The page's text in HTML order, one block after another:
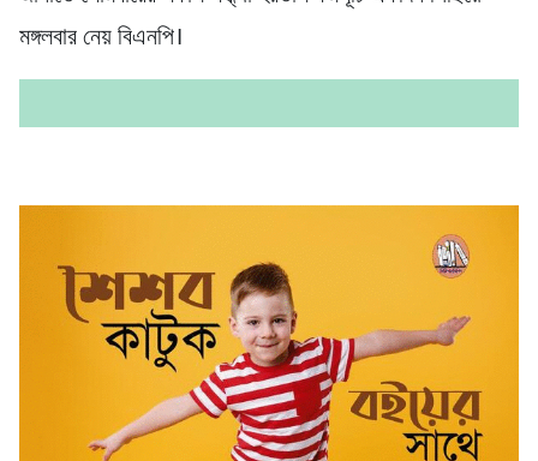
মঙ্গলবার নেয় বিএনপি।